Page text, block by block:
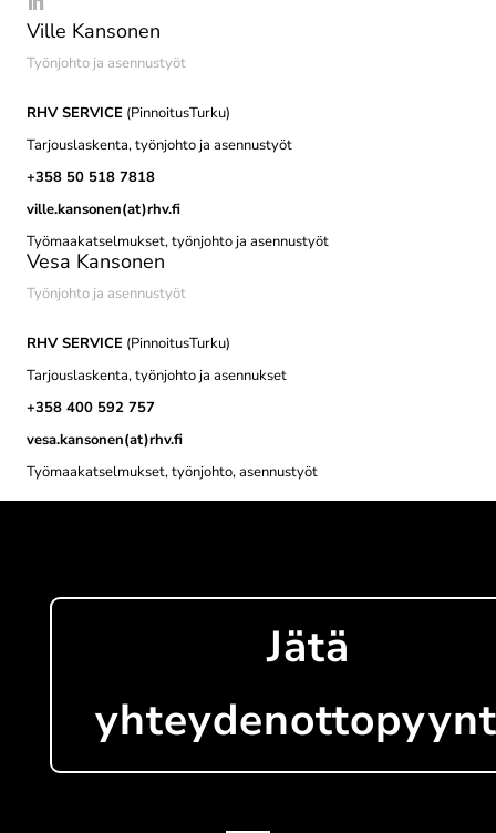
Ville Kansonen
Työnjohto ja asennustyöt
RHV SERVICE (PinnoitusTurku)
Tarjouslaskenta, työnjohto ja asennustyöt
+358 50 518 7818
ville.kansonen(at)rhv.fi
Työmaakatselmukset, työnjohto ja asennustyöt
Vesa Kansonen
Työnjohto ja asennustyöt
RHV SERVICE (PinnoitusTurku)
Tarjouslaskenta, työnjohto ja asennukset
+358 400 592 757
vesa.kansonen(at)rhv.fi
Työmaakatselmukset, työnjohto, asennustyöt
Jätä